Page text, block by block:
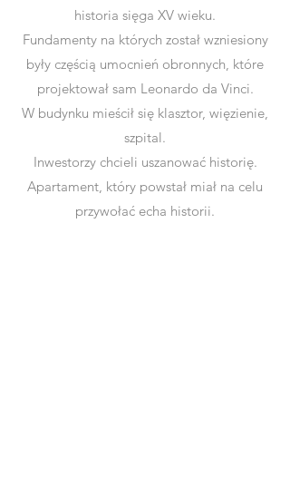
historia sięga XV wieku.
Fundamenty na których został wzniesiony
były częścią umocnień obronnych, które
projektował sam Leonardo da Vinci.
W budynku mieścił się klasztor, więzienie,
szpital.
Inwestorzy chcieli uszanować historię.
Apartament, który powstał miał na celu
przywołać echa historii.